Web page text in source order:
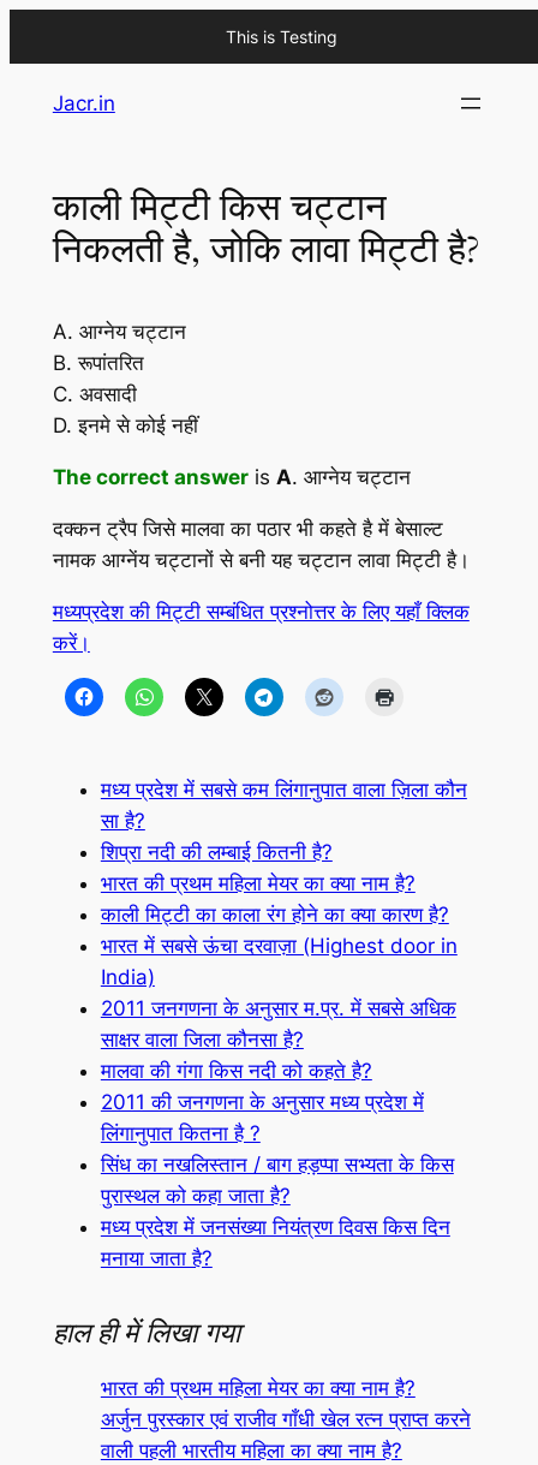
This is Testing
Jacr.in
काली मिट्टी किस चट्टान
निकलती है, जोकि लावा मिट्टी है?
A. आग्नेय चट्टान
B. रूपांतरित
C. अवसादी
D. इनमे से कोई नहीं
The correct answeris A. आग्नेय चट्टान
दक्कन ट्रैप जिसे मालवा का पठार भी कहते है में बेसाल्ट
नामक आग्नेंय चट्टानों से बनी यह चट्टान लावा मिट्टी है।
मध्यप्रदेश की मिट्टी सम्बंधित प्रश्नोत्तर के लिए यहाँ क्लिक
करें।
मध्य प्रदेश में सबसे कम लिंगानुपात वाला ज़िला कौन
सा है?
शिप्रा नदी की लम्बाई कितनी है?
भारत की प्रथम महिला मेयर का क्या नाम है?
काली मिट्टी का काला रंग होने का क्या कारण है?
भारत में सबसे ऊंचा दरवाज़ा (Highest door in
India)
2011 जनगणना के अनुसार म.प्र. में सबसे अधिक
साक्षर वाला जिला कौनसा है?
मालवा की गंगा किस नदी को कहते है?
2011 की जनगणना के अनुसार मध्य प्रदेश में
लिंगानुपात कितना है ?
सिंध का नखलिस्तान / बाग हड़प्पा सभ्यता के किस
पुरास्थल को कहा जाता है?
मध्य प्रदेश में जनसंख्या नियंत्रण दिवस किस दिन
मनाया जाता है?
हाल ही में लिखा गया
भारत की प्रथम महिला मेयर का क्या नाम है?
अर्जुन पुरस्कार एवं राजीव गाँधी खेल रत्न प्राप्त करने
वाली पहली भारतीय महिला का क्या नाम है?